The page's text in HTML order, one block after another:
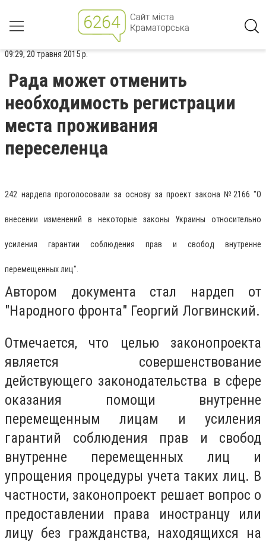
09:29, 20 травня 2015 р.
Рада может отменить
необходимость регистрации
места проживания
переселенца
242 нардепа проголосовали за основу за проект закона №2166 "О
внесении изменений в некоторые законы Украины относительно
усиления гарантии соблюдения прав и свобод внутренне
перемещенных лиц".
Автором документа стал нардеп от
"Народного фронта" Георгий Логвинский.
Отмечается, что целью законопроекта
является совершенствование
действующего законодательства в сфере
оказания помощи внутренне
перемещенным лицам и усиления
гарантий соблюдения прав и свобод
внутренне перемещенных лиц и
упрощения процедуры учета таких лиц. В
частности, законопроект решает вопрос о
предоставлении права иностранцу или
лицу без гражданства, находящихся на